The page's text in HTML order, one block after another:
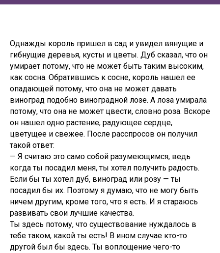
Однажды король пришел в сад и увидел вянущие и
гибнущие деревья, кусты и цветы. Дуб сказал, что он
умирает потому, что не может быть таким высоким,
как сосна. Обратившись к сосне, король нашел ее
опадающей потому, что она не может давать
виноград подобно виноградной лозе. А лоза умирала
потому, что она не может цвести, словно роза. Вскоре
он нашел одно растение, радующее сердце,
цветущее и свежее. После расспросов он получил
такой ответ:
— Я считаю это само собой разумеющимся, ведь
когда ты посадил меня, ты хотел получить радость.
Если бы ты хотел дуб, виноград или розу — ты
посадил бы их. Поэтому я думаю, что не могу быть
ничем другим, кроме того, что я есть. И я стараюсь
развивать свои лучшие качества.
Ты здесь потому, что существование нуждалось в
тебе таком, какой ты есть! В ином случае кто-то
другой был бы здесь. Ты воплощение чего-то